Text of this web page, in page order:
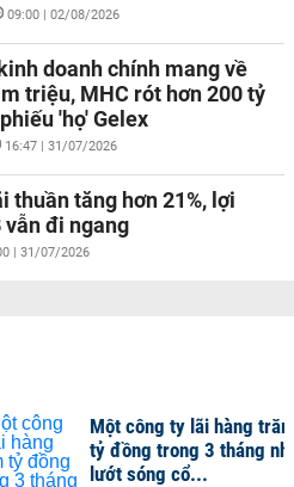
09:00 | 02/08/2026
doanh chính mang về
triệu, MHC rót hơn 200 tỷ
'họ' Gelex
16:47 | 31/07/2026
thuần tăng hơn 21%, lợi
vẫn đi ngang
| 31/07/2026
lãi hàng trăm
3 tháng nhờ
Lợi